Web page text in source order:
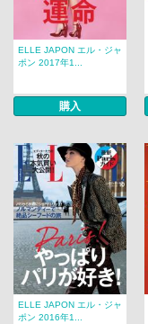
ELLE JAPON エル・ジャ
ポン 2017年1...
購入
ELLE JAPON エル・ジャ
ポン 2016年1...